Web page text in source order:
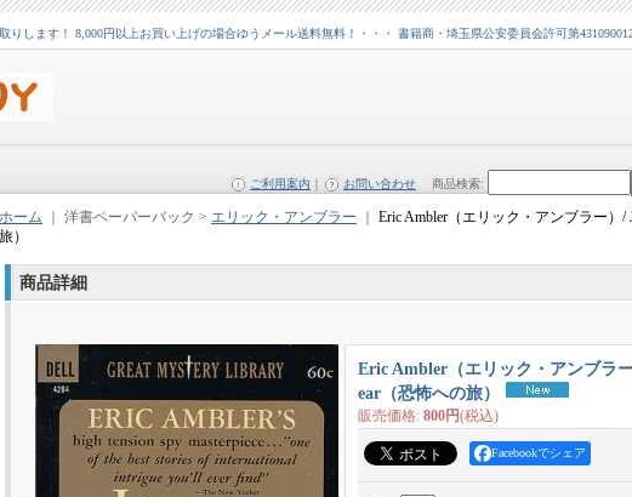
りします！ 8,000円以上お買い上げの場合ゆうメール送料無料！・・・ 書籍商・埼玉県公安委員会許可第
ご利用案内 お問い合わせ 商品検索:
ホーム ｜ 洋書ペーパーバック > エリック・アンブラー
Eric Ambler（エリック・アンブラー）/
旅）
商品詳細
Eric Ambler（エリック・アンブラ
ear（恐怖への旅）
販売価格: 800円(税込)
Facebookでシェア